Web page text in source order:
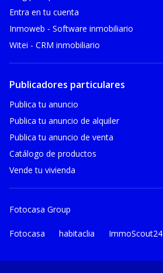
Entra en tu cuenta
Inmoweb - Software inmobiliario
Witei - CRM inmobiliario
Publicadores particulares
Publica tu anuncio
Publica tu anuncio de alquiler
Publica tu anuncio de venta
Catálogo de productos
Vende tu vivienda
Fotocasa Group
Fotocasa habitaclia ImmoScout24